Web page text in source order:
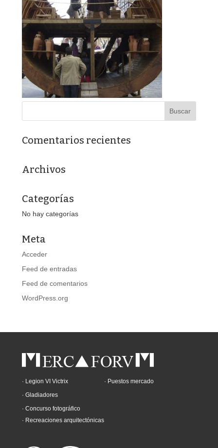
Comentarios recientes
Archivos
Categorías
No hay categorías
Meta
Acceder
Feed de entradas
Feed de comentarios
WordPress.org
· Legion VI Victrix
· Puestos mercado
· Gladiadores
· Concurso fotográfico
· Recreaciones arquitectónicas